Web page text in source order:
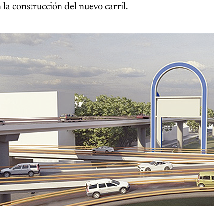
la construcción del nuevo carril.